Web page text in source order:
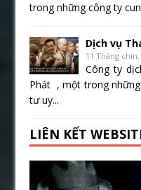
trong những công ty
Dịch vụ
11 Tháng
Công ty
Phát , một trong
tư uy...
LIÊN KẾT